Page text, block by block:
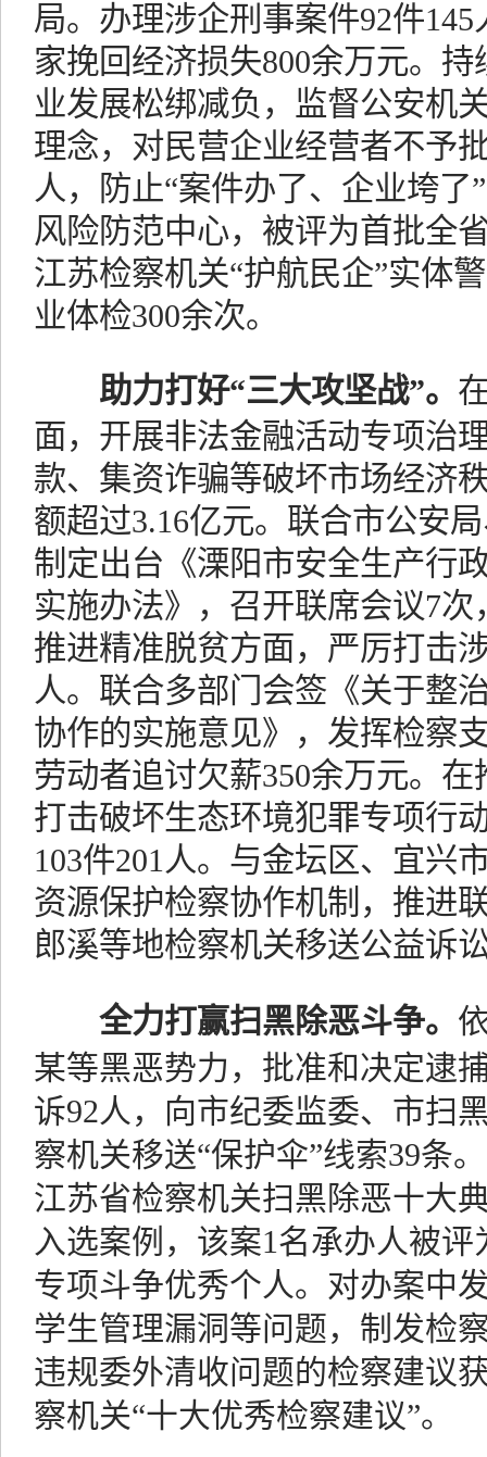
局。办理涉企刑事案件92件
家挽回经济损失800余万元。
业发展松绑减负，监督公安机
理念，对民营企业经营者不予
人，防止“案件办了、企业垮
风险防范中心，被评为首批全
江苏检察机关“护航民企”实体
业体检300余次。
助力打好“三大攻坚战”。
面，开展非法金融活动专项治
款、集资诈骗等破坏市场经济
额超过3.16亿元。联合市公安
制定出台《溧阳市安全生产行
实施办法》，召开联席会议7
推进精准脱贫方面，严厉打击
人。联合多部门会签《关于整
协作的实施意见》，发挥检察
劳动者追讨欠薪350余万元。
打击破坏生态环境犯罪专项行
103件201人。与金坛区、宜兴
资源保护检察协作机制，推进
郎溪等地检察机关移送公益诉
全力打赢扫黑除恶斗争。
某等黑恶势力，批准和决定逮
诉92人，向市纪委监委、市扫
察机关移送“保护伞”线索39条
江苏省检察机关扫黑除恶十大
入选案例，该案1名承办人被
专项斗争优秀个人。对办案中
学生管理漏洞等问题，制发检
违规委外清收问题的检察建议
察机关“十大优秀检察建议”。